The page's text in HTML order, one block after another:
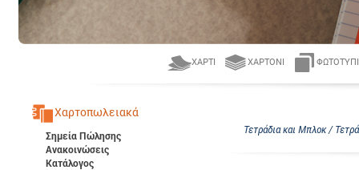
ΧΑΡΤΊ ΧΑΡΤΌΝΙ
Χαρτοπωλειακά
Σημεία Πώλησης
Ανακοινώσεις
Κατάλογος
Τετράδια και Μπλοκ /